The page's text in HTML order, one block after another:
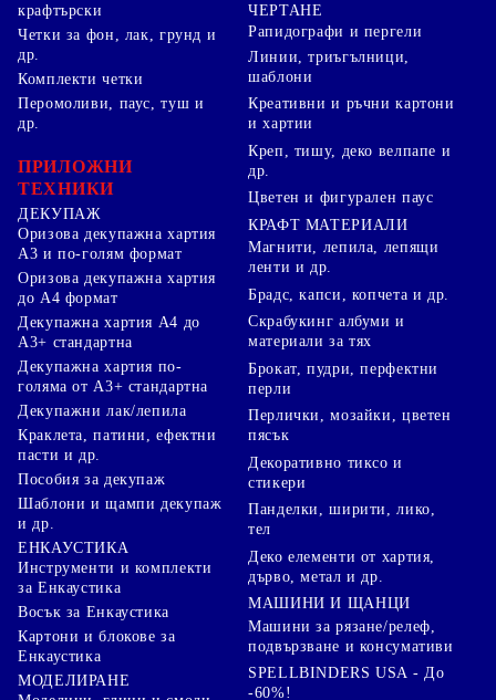
крафтърски
Четки за фон, лак, грунд и
др.
Комплекти четки
ЧЕРТАНЕ
Рапидографи и пергели
Линии, триъгълници,
шаблони
Перомоливи, паус, туш и
др.
ПРИЛОЖНИ
ТЕХНИКИ
ДЕКУПАЖ
Оризова декупажна хартия
А3 и по-голям формат
Оризова декупажна хартия
до А4 формат
Декупажна хартия А4 до
А3+ стандартна
Декупажна хартия по-
голяма от А3+ стандартна
Декупажни лак/лепила
Краклета, патини, ефектни
пасти и др.
Пособия за декупаж
Шаблони и щампи декупаж
и др.
ЕНКАУСТИКА
Инструменти и комплекти
за Енкаустика
Восък за Енкаустика
Картони и блокове за
Енкаустика
МОДЕЛИРАНЕ
Креативни и ръчни картони
и хартии
Креп, тишу, деко велпапе и
др.
Цветен и фигурален паус
КРАФТ МАТЕРИАЛИ
Магнити, лепила, лепящи
ленти и др.
Брадс, капси, копчета и др.
Скрабукинг албуми и
материали за тях
Брокат, пудри, перфектни
перли
Перлички, мозайки, цветен
пясък
Декоративно тиксо и
стикери
Панделки, ширити, лико,
тел
Деко елементи от хартия,
дърво, метал и др.
МАШИНИ И ЩАНЦИ
Машини за рязане/релеф,
подвързване и консумативи
SPELLBINDERS USA - До
-60%!